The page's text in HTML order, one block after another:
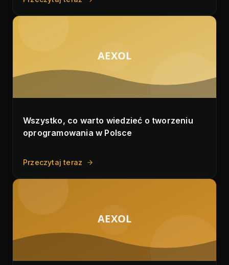
AEXOL
Wszystko, co warto wiedzieć o tworzeniu
oprogramowania w Polsce
Przeczytaj teraz
AEXOL